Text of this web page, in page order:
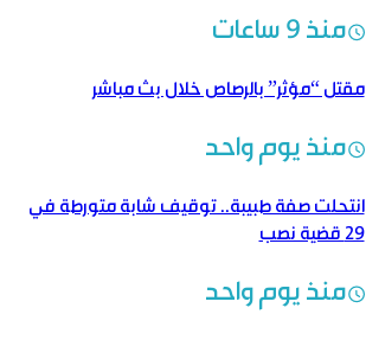
منذ 9 ساعات
مقتل “مؤثر” بالرصاص خلال بث مباشر
منذ يوم واحد
انتحلت صفة طبيبة.. توقيف شابة متورطة في
29 قضية نصب
منذ يوم واحد